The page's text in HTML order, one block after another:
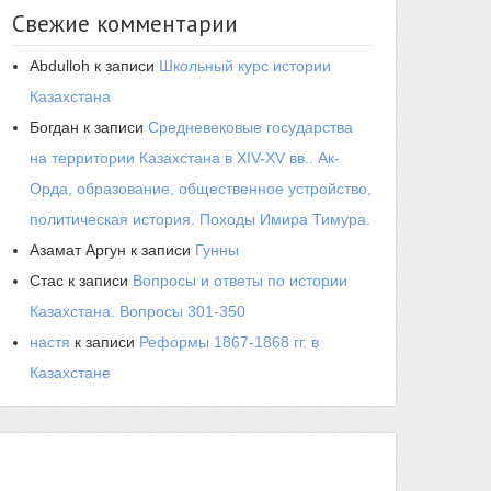
Свежие комментарии
Abdulloh к записи Школьный курс истории
Казахстана
Богдан к записи Средневековые государства
на территории Казахстана в XIV-XV вв.. Ак-
Орда, образование, общественное устройство,
политическая история. Походы Имира Тимура.
Азамат Аргун к записи Гунны
Стас к записи Вопросы и ответы по истории
Казахстана. Вопросы 301-350
настя к записи Реформы 1867-1868 гг. в
Казахстане